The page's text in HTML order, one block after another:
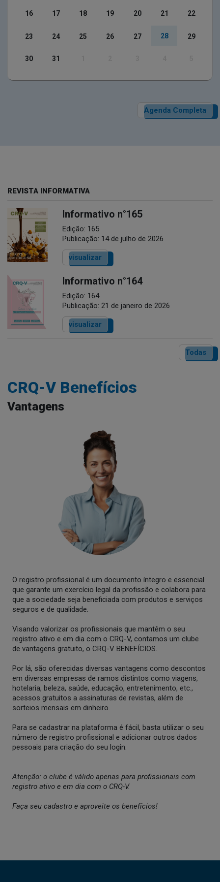
16 17 18 19 20 21 22
23 24 25 26 27 28 29
30 31
Agenda Completa
CRQ-V Benefícios
Vantagens
O registro profissional é um documento íntegro e essencial
que garante um exercício legal da profissão e colabora para
que a sociedade seja beneficiada com produtos e serviços
seguros e de qualidade.
Visando valorizar os profissionais que mantêm o seu
registro ativo e em dia com o CRQ-V, contamos um clube
de vantagens gratuito, o CRQ-V BENEFÍCIOS.
Por lá, são oferecidas diversas vantagens como descontos
em diversas empresas de ramos distintos como viagens,
hotelaria, beleza, saúde, educação, entretenimento, etc.,
acessos gratuitos a assinaturas de revistas, além de
sorteios mensais em dinheiro.
Para se cadastrar na plataforma é fácil, basta utilizar o seu
número de registro profissional e adicionar outros dados
pessoais para criação do seu login.
Atenção: o clube é válido apenas para profissionais com
registro ativo e em dia com o CRQ-V.
Faça seu cadastro e aproveite os benefícios!
REVISTA INFORMATIVA
Informativo n°165
Edição: 165
Publicação: 14 de julho de 2026
visualizar
Informativo n°164
Edição: 164
Publicação: 21 de janeiro de 2026
visualizar
Todas